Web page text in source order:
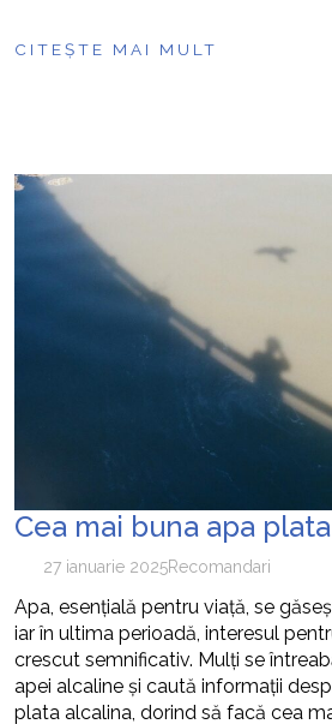
CITEȘTE MAI MULT
Cea mai buna apa
27 ianuarie 2025Recomandari
Apa, esențială pentru viață, se
iar în ultima perioadă, interesul
crescut semnificativ. Mulți se
apei alcaline și caută informații
plata alcalina, dorind să facă cea